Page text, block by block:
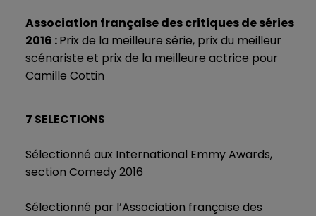
Association française des critiques de séries
2016 :Prix de la meilleure série, prix du meilleur
scénariste et prix de la meilleure actrice pour
Camille Cottin
7 SELECTIONS
Sélectionné aux International Emmy Awards,
section Comedy 2016
Sélectionné par l’Association française des